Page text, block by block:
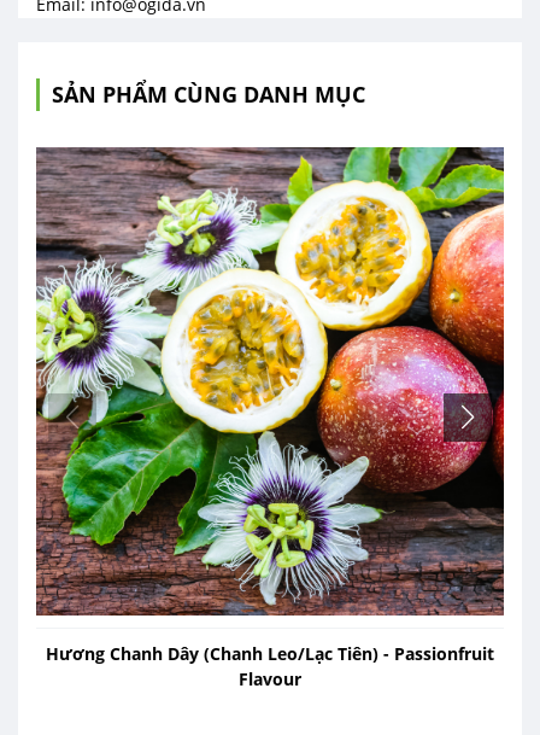
SẢN PHẨM CÙNG DANH MỤC
Hương Chanh Dây (Chanh Leo/Lạc Tiên) - Passionfruit
Flavour